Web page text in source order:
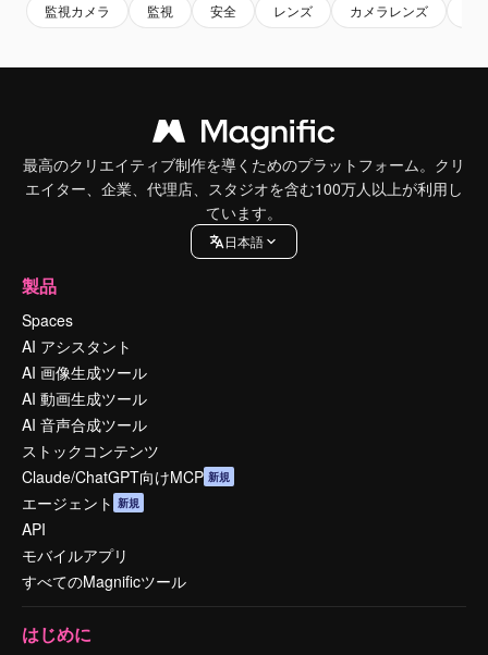
監視カメラ 監視 安全 レンズ カメラレンズ
最高のクリエイティブ制作を導くためのプラットフォーム。クリ
エイター、企業、代理店、スタジオを含む100万人以上が利用し
ています。
日本語
製品
Spaces
AI アシスタント
AI 画像生成ツール
AI 動画生成ツール
AI 音声合成ツール
ストックコンテンツ
Claude/ChatGPT向けMCP 新規
エージェント 新規
API
モバイルアプリ
すべてのMagnificツール
はじめに